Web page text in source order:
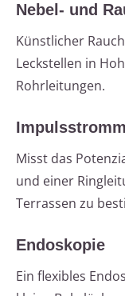
Nebel- und
Künstlicher
Leckstellen in
Rohrleitungen.
Misst das
und einer
Terrassen zu
Endoskopie
Ein flexibles